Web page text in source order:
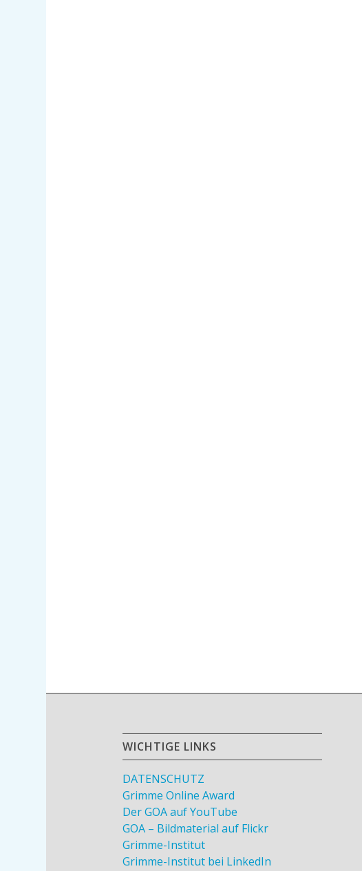
WICHTIGE LINKS
DATENSCHUTZ
Grimme Online Award
Der GOA auf YouTube
GOA – Bildmaterial auf Flickr
Grimme-Institut
Grimme-Institut bei LinkedIn